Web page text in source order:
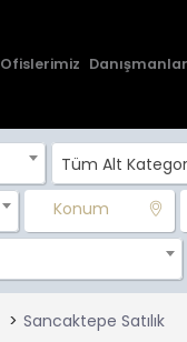
Ofislerimiz
Tüm Alt
Konum
Sancaktepe Satılık